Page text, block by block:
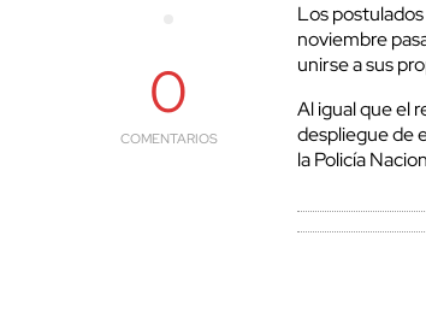
0
COMENTARIOS
Los
noviembre
unirse a sus
Al igual que el
despliegue de
la Policía